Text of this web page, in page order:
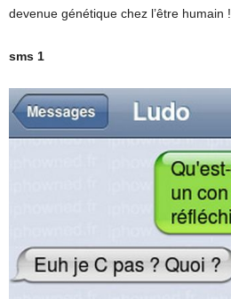
devenue génétique chez l’être humain !
sms 1